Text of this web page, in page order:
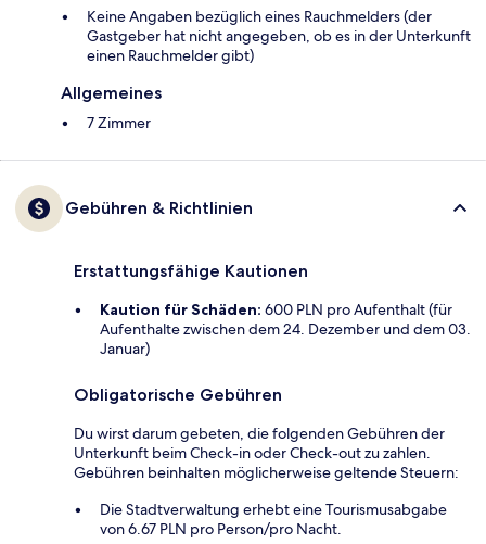
Keine Angaben bezüglich eines Rauchmelders (der
Gastgeber hat nicht angegeben, ob es in der Unterkunft
einen Rauchmelder gibt)
Allgemeines
7 Zimmer
Gebühren & Richtlinien
Erstattungsfähige Kautionen
Kaution für Schäden: 600 PLN pro Aufenthalt (für
Aufenthalte zwischen dem 24. Dezember und dem 03.
Januar)
Obligatorische Gebühren
Du wirst darum gebeten, die folgenden Gebühren der
Unterkunft beim Check-in oder Check-out zu zahlen.
Gebühren beinhalten möglicherweise geltende Steuern:
Die Stadtverwaltung erhebt eine Tourismusabgabe
von 6.67 PLN pro Person/pro Nacht.